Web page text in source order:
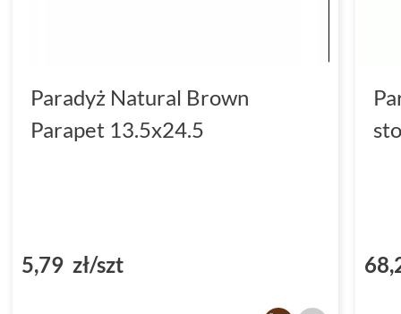
Paradyż Natural Brown
Parapet 13.5x24.5
5,79 zł/szt